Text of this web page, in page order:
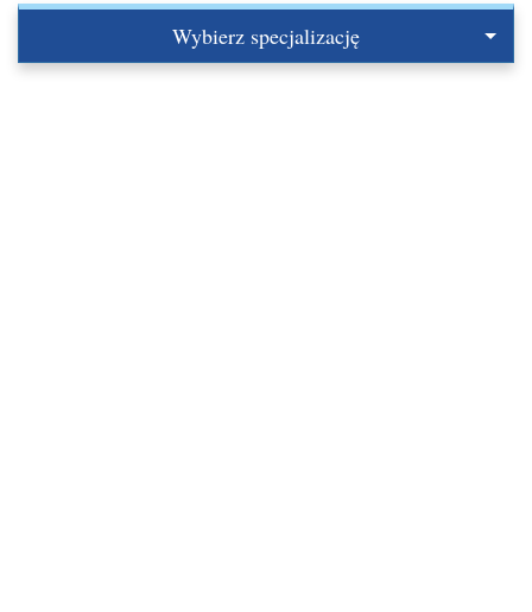
Wybierz specjalizację